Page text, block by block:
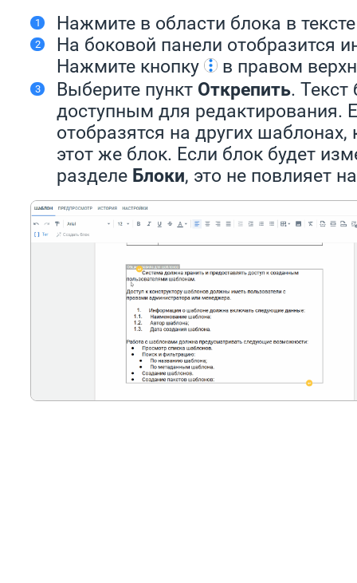
Нажмите в области блока в
На боковой панели отобразится
Нажмите кнопку
в правом
Выберите пункт Открепить. Текст
доступным для редактирования.
отобразятся на других
этот же блок. Если блок будет
разделе Блоки, это не повлияет